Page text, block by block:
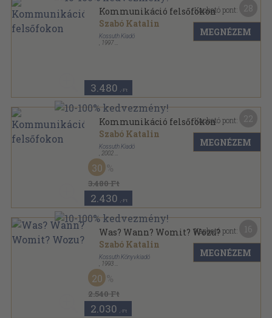
Kommunikáció felsőfokon
Szabó Katalin
Kossuth Kiadó
1997
3.480 ,-Ft
Kapható pont:
MEGNÉZEM
Kommunikáció felsőfokon
Szabó Katalin
Kossuth Kiadó
2002
Fűzött kemény papírkötés
3.480 Ft
30
2.430 ,-Ft
Kapható pont:
MEGNÉZEM
Was? Wann? Womit? Wozu?
Szabó Katalin
Kossuth Könyvkiadó
1993
Ragasztott papírkötés
2.540 Ft
20
2.030 ,-Ft
Kapható pont:
MEGNÉZEM